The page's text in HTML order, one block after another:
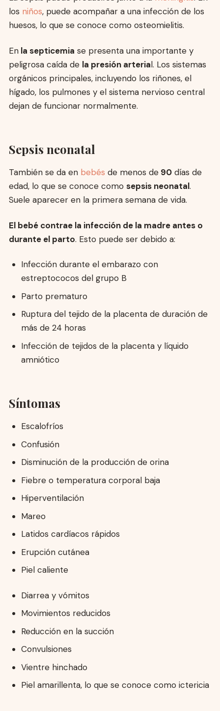
los niños, puede acompañar a una infección de los
huesos, lo que se conoce como osteomielitis.
Enla septicemia se presenta una importante y
peligrosa caída de la presión arterial. Los sistemas
orgánicos principales, incluyendo los riñones, el
hígado, los pulmones y el sistema nervioso central
dejan de funcionar normalmente.
Sepsis neonatal
También se da en bebés de menos de90días de
edad, lo que se conoce como sepsis neonatal.
Suele aparecer en la primera semana de vida.
El bebé contrae la infección de la madre antes o
durante el parto. Esto puede ser debido a:
Infección durante el embarazo con
estreptococos del grupo B
Parto prematuro
Ruptura del tejido de la placenta de duración de
más de 24 horas
Infección de tejidos de la placenta y líquido
amniótico
Síntomas
Escalofríos
Confusión
Disminución de la producción de orina
Fiebre o temperatura corporal baja
Hiperventilación
Mareo
Latidos cardíacos rápidos
Erupción cutánea
Piel caliente
Diarrea y vómitos
Movimientos reducidos
Reducción en la succión
Convulsiones
Vientre hinchado
Piel amarillenta, lo que se conoce como ictericia